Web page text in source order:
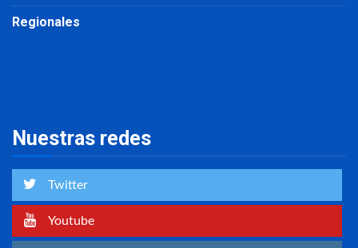
Regionales
Nuestras redes
Twitter
Youtube